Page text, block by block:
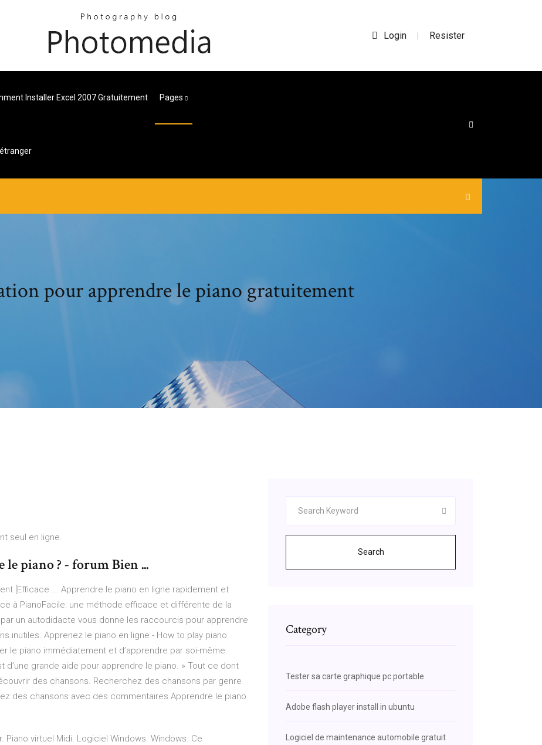
Login | Resister
Installer Excel 2007 Gratuitement Pages
pour apprendre le piano gratuitement
seul en ligne.
piano ? - forum Bien ...
[Efficace ... Apprendre le piano en ligne rapidement et
à PianoFacile: une méthode efficace et différente de la
un autodidacte vous donne les raccourcis pour apprendre
inutiles. Apprenez le piano en ligne - How to play piano
le piano immédiatement et d’apprendre par soi-même.
grande aide pour apprendre le piano. » Tout ce dont
des chansons. Recherchez des chansons par genre
des chansons avec des commentaires Apprendre le piano
virtuel Midi. Logiciel Windows. Windows. Ce
Search
Category
Tester sa carte graphique pc portable
Adobe flash player install in ubuntu
Logiciel de maintenance automobile gratuit